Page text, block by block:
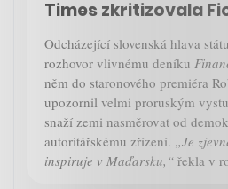
Times zkritizovala
Odcházející slovenská hlava
rozhovor vlivnému deníku
něm do staronového premiéra
upozornil velmi proruským
snaží zemi nasměrovat od
autoritářskému zřízení. „Je
inspiruje v Maďarsku,“ řekla v